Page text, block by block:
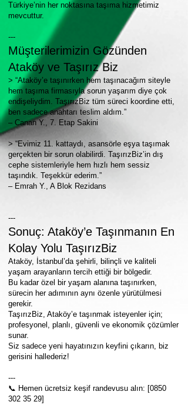
Türkiye’nin her noktasına taşıma hizmetimiz
mevcuttur.
---
Müşterilerimizin Gözünden
Ataköy ve Taşırız Biz
> “Ataköy’e taşınırken hem taşınacağım siteyle
hem taşıma firmasıyla sorun yaşarım diye çok
endişeliydim. TaşırızBiz tüm süreci koordine etti,
ben sadece anahtarı teslim aldım.”
– Canan Y., 7. Etap Sakini
> “Evimiz 11. kattaydı, asansörle eşya taşımak
gerçekten bir sorun olabilirdi. TaşırızBiz’in dış
cephe sistemleriyle hem hızlı hem sessiz
taşındık. Teşekkür ederim.”
– Emrah Y., A Blok Rezidans
---
Sonuç: Ataköy’e Taşınmanın En
Kolay Yolu TaşırızBiz
Ataköy, İstanbul’da şehirli, bilinçli ve kaliteli
yaşam arayanların tercih ettiği bir bölgedir.
Bu kadar özel bir yaşam alanına taşınırken,
sürecin her adımının aynı özenle yürütülmesi
gerekir.
TaşırızBiz, Ataköy’e taşınmak isteyenler için;
profesyonel, planlı, güvenli ve ekonomik çözümler
sunar.
Siz sadece yeni hayatınızın keyfini çıkarın, biz
gerisini hallederiz!
---
📞 Hemen ücretsiz keşif randevusu alın: [0850
302 35 29]